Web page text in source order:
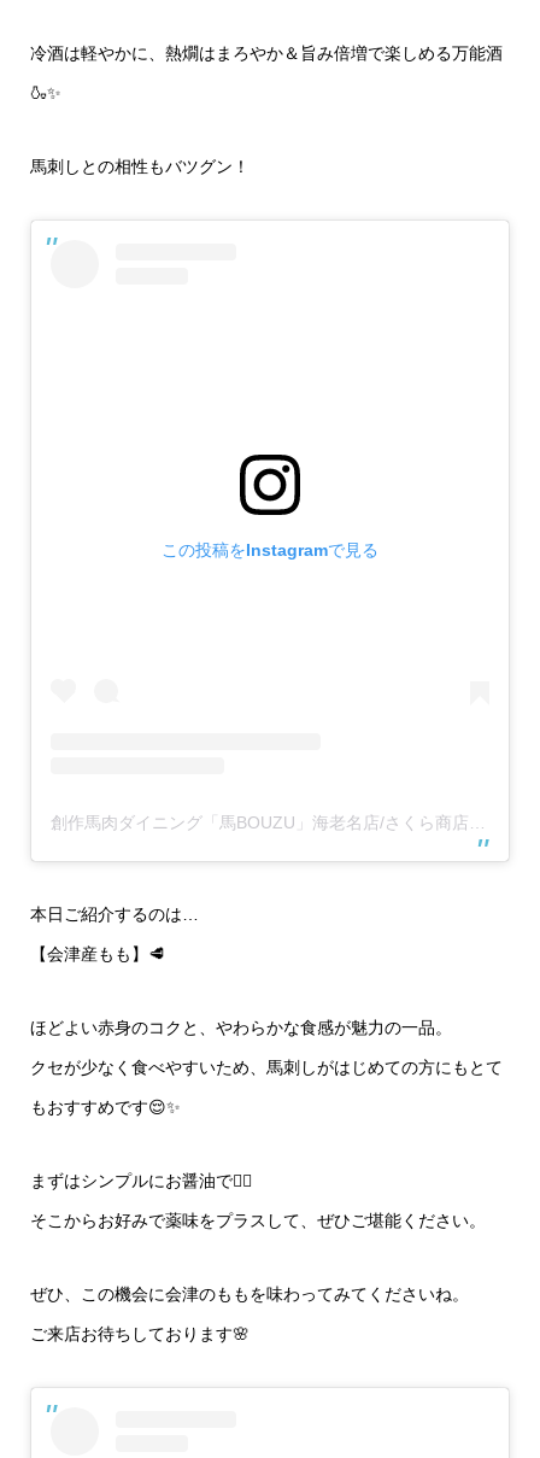
冷酒は軽やかに、熱燗はまろやか＆旨み倍増で楽しめる万能酒
🍶✨
馬刺しとの相性もバツグン！
この投稿をInstagramで見る
本日ご紹介するのは…
【会津産もも】🥩
ほどよい赤身のコクと、やわらかな食感が魅力の一品。
クセが少なく食べやすいため、馬刺しがはじめての方にもとて
もおすすめです😌✨
まずはシンプルにお醤油で✋🏻
そこからお好みで薬味をプラスして、ぜひご堪能ください。
ぜひ、この機会に会津のももを味わってみてくださいね。
ご来店お待ちしております🌸